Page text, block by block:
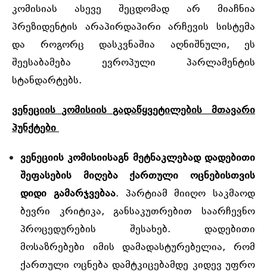
კომისიას ასევე შეცდომად არ მიაჩნია
პრეზიდენტის არაპირდაპირი არჩევის სისტემა
და როგორც დასკვნაშია აღნიშნული, ეს
შეესაბამება ევროპული პარლამენტის
სტანდარტებს.
ვენეციის კომისიის გადაწყვეტილების მთავარი
პუნქტები
ვენეციის კომისიისაგნ მეტნაკლებად დადებითი
შეფასების
მიღება ქართული ოცნებისთვის
დიდი გამარჯვებაა. პარტიამ მიიღო საკმაოდ
ბევრი კრიტიკა, განსაკუთრებით საარჩევნო
პროცედურების შესახებ. დადებითი
მოსაზრებები იმის დამადასტურებელია, რომ
ქართული ოცნება დამტკიცებამდე კიდევ უფრო